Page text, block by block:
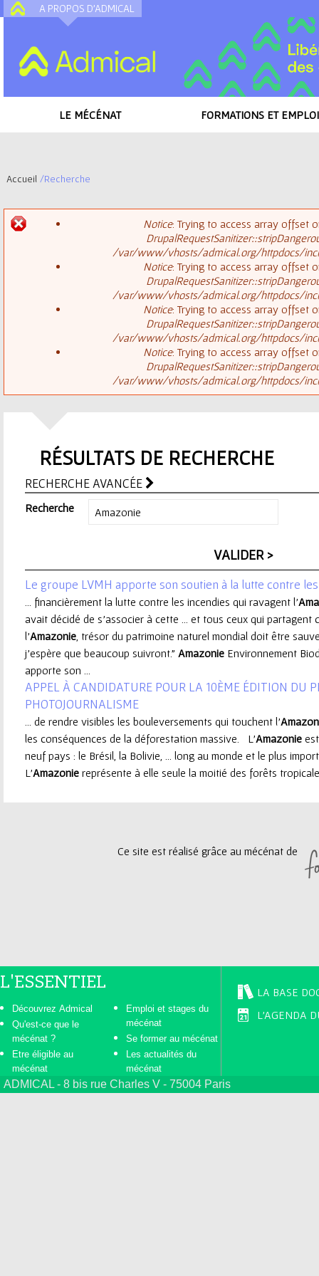
A PROPOS D'ADMICAL
LE MÉCÉNAT FORMATIONS ET
Accueil /Recherche
e
d
r
r
e
u
r
Notice: Trying to access array offset
/var/www/vhosts/admical.org/httpdocs/
Notice: Trying to access array offset
/var/www/vhosts/admical.org/httpdocs/
Notice: Trying to access array offset
/var/www/vhosts/admical.org/httpdocs/
Notice: Trying to access array offset
/var/www/vhosts/admical.org/httpdocs/
RÉSULTATS DE RECHERCHE
RECHERCHE AVANCÉE
Recherche
Le groupe LVMH apporte son soutien à la lutte contre
... financièrement la lutte contre les incendies qui ravagent l'
avait décidé de s'associer à cette ... et tous ceux qui partagent
l'Amazonie , trésor du patrimoine naturel mondial doit être
j'espère que beaucoup suivront." Amazonie Environnement
apporte son ...
APPEL À CANDIDATURE POUR LA 10ÈME ÉDITION DU
PHOTOJOURNALISME
... de rendre visibles les bouleversements qui touchent l’
les conséquences de la déforestation massive. L’Amazonie
neuf pays : le Brésil, la Bolivie, ... long au monde et le plus
L’Amazonie représente à elle seule la moitié des forêts
Ce site est réalisé grâce au mécénat de
L'ESSENTIEL
Découvrez Admical
Qu'est-ce que le
mécénat ?
Etre éligible au
mécénat
Emploi et stages du
mécénat
Se former au mécénat
Les actualités du
mécénat
LA BASE
L'AGENDA
ADMICAL - 8 bis rue Charles V - 75004 Paris